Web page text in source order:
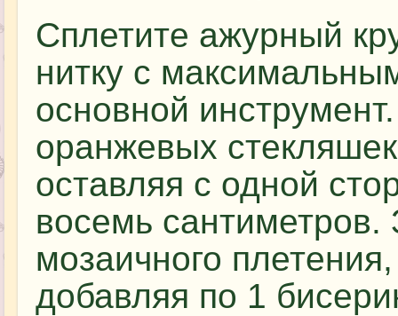
Сплетите ажурный
нитку с
основной
оранжевых
оставляя с одной
восемь сантиметров.
мозаичного
добавляя по 1